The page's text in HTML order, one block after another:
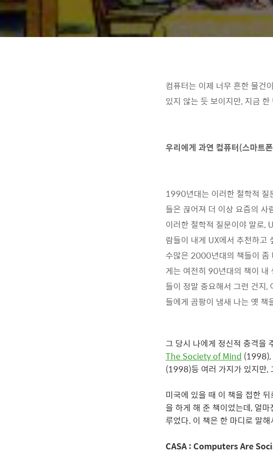
컴퓨터는 이제 너무 흔한 물건
있지 않는 듯 보이지만, 지금
우리에게 과연 컴퓨터(스마트
1990년대는 이러한 철학적 질
들은 끊어져 더 이상 요즘의 사
이러한 철학적 질문이야 말로,
람들이 내게 UX에서 추천하고
수많은 2000년대의 책들이 좀
게는 여전히 90년대의 책이 내
들이 정말 중요해서 그런 건지,
들에게 곰팡이 냄새 나는 옛 책
그 당시 나에게 정신적 충격을
The Society of Mind (1998),
(1998)등 여러 가지가 있지만,
미국에 있을 때 이 책을 접한
을 하게 해 준 책이었는데, 얼
루었다. 이 책은 한 마디로 말해
CASA : Computers Are